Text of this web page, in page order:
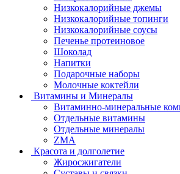
Низкокалорийные джемы
Низкокалорийные топинги
Низкокалорийные соусы
Печенье протеиновое
Шоколад
Напитки
Подарочные наборы
Молочные коктейли
Витамины и Минералы
Витаминно-минеральные
Отдельные витамины
Отдельные минералы
ZMA
Красота и долголетие
Жиросжигатели